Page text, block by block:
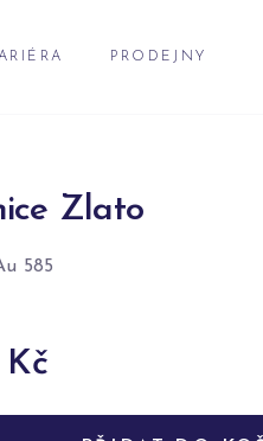
PRODEJNY
Zlato
585
Kč